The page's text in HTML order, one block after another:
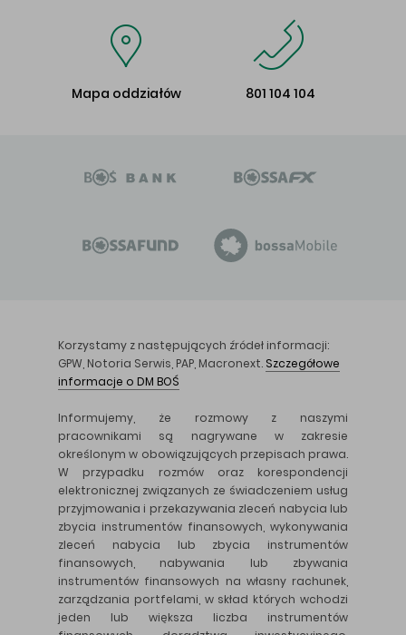
Mapa oddziałów 801 104 104
Korzystamy z następujących źródeł informacji:
GPW, Notoria Serwis, PAP, Macronext. Szczegółowe
informacje o DM BOŚ
Informujemy, że rozmowy z naszymi
pracownikami są nagrywane w zakresie
określonym w obowiązujących przepisach prawa.
W przypadku rozmów oraz korespondencji
elektronicznej związanych ze świadczeniem usług
przyjmowania i przekazywania zleceń nabycia lub
zbycia instrumentów finansowych, wykonywania
zleceń nabycia lub zbycia instrumentów
finansowych, nabywania lub zbywania
instrumentów finansowych na własny rachunek,
zarządzania portfelami, w skład których wchodzi
jeden lub większa liczba instrumentów